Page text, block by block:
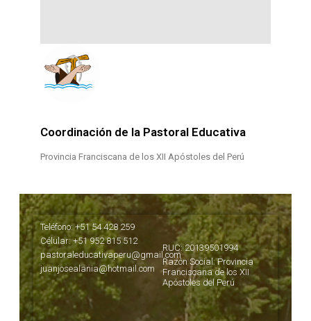
Coordinación de la Pastoral Educativa
Provincia Franciscana de los XII Apóstoles del Perú
Teléfono: +51 54 428 259
Célular: +51 952 815 512
pastoraleducativaperu@gmail.com
juanjosealania@hotmail.com
RUC: 20139501994
Razón Social: Provincia
Franciscana de los XII
Apóstoles del Perú